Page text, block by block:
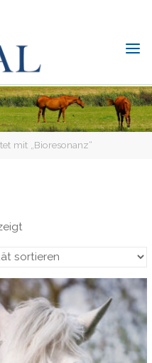
mit „Bioresonanz“
Nach
sortiert